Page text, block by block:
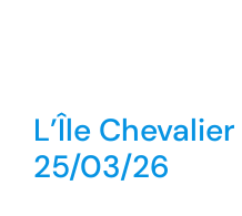
L’Île
25/03/26